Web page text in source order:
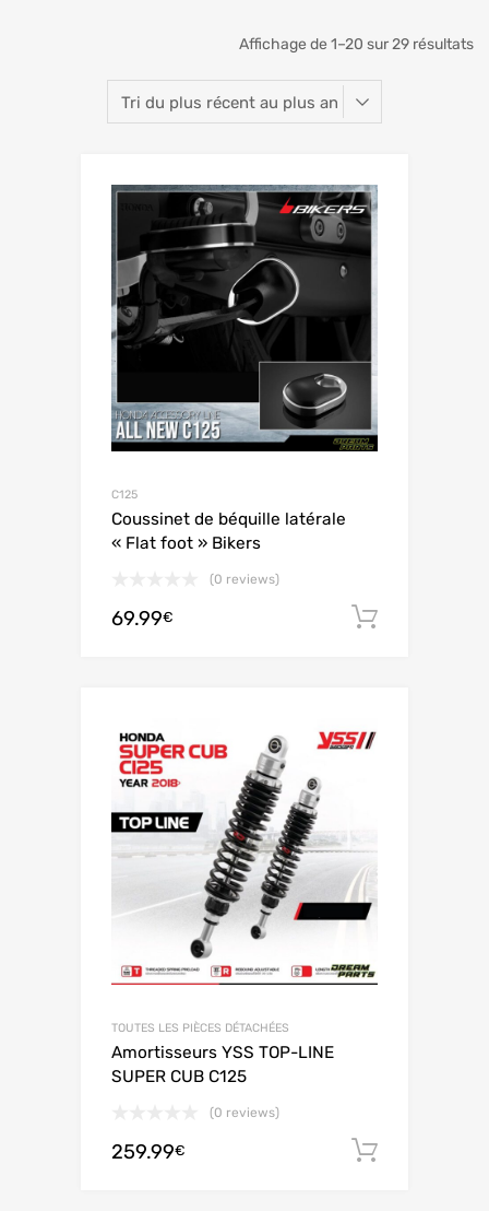
Affichage de 1–20 sur 29 résultats
C125
Coussinet de béquille latérale
« Flat foot » Bikers
(0 reviews)
69.99€
TOUTES LES PIÈCES DÉTACHÉES
Amortisseurs YSS TOP-LINE
SUPER CUB C125
(0 reviews)
259.99€